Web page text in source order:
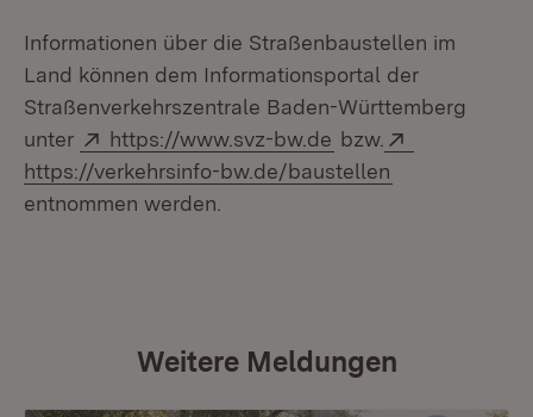
Informationen über die Straßenbaustellen im
Land können dem Informationsportal der
Straßenverkehrszentrale Baden-Württemberg
unter
Extern:
https://www.svz-bw.de (Öffnet in neuem
bzw.
https://verkehrsinfo-bw.de/baustellen
entnommen werden.
Weitere Meldungen